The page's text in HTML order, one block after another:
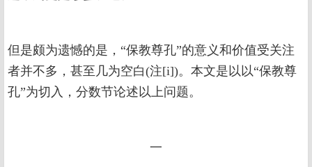
但是颇为遗憾的是，“保教尊孔”的意义和价值受关注
者并不多，甚至几为空白(注[i])。本文是以以“保教尊
孔”为切入，分数节论述以上问题。
一